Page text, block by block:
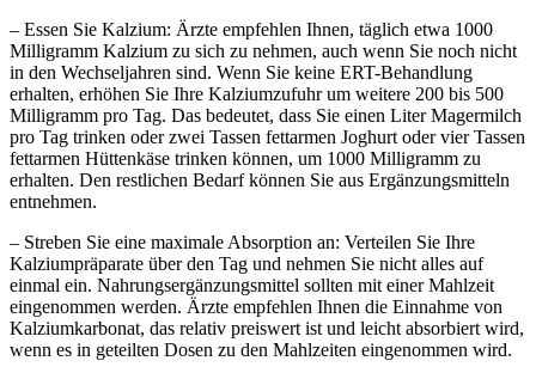
– Essen Sie Kalzium: Ärzte empfehlen Ihnen, täglich etwa 1000
Milligramm Kalzium zu sich zu nehmen, auch wenn Sie noch nicht
in den Wechseljahren sind. Wenn Sie keine ERT-Behandlung
erhalten, erhöhen Sie Ihre Kalziumzufuhr um weitere 200 bis 500
Milligramm pro Tag. Das bedeutet, dass Sie einen Liter Magermilch
pro Tag trinken oder zwei Tassen fettarmen Joghurt oder vier Tassen
fettarmen Hüttenkäse trinken können, um 1000 Milligramm zu
erhalten. Den restlichen Bedarf können Sie aus Ergänzungsmitteln
entnehmen.
– Streben Sie eine maximale Absorption an: Verteilen Sie Ihre
Kalziumpräparate über den Tag und nehmen Sie nicht alles auf
einmal ein. Nahrungsergänzungsmittel sollten mit einer Mahlzeit
eingenommen werden. Ärzte empfehlen Ihnen die Einnahme von
Kalziumkarbonat, das relativ preiswert ist und leicht absorbiert wird,
wenn es in geteilten Dosen zu den Mahlzeiten eingenommen wird.